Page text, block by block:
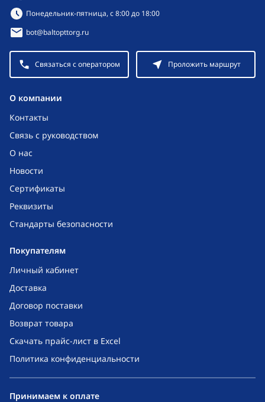
O компании
Контакты
Связь с руководством
О нас
Новости
Сертификаты
Реквизиты
Стандарты безопасности
Покупателям
Личный кабинет
Доставка
Договор поставки
Возврат товара
Скачать прайс-лист в Excel
Политика конфиденциальности
Режим работы:
Понедельник-пятница, с 8:00 до 18:00
bot@baltopttorg.ru
Связаться с оператором Проложить маршрут
Принимаем к оплате